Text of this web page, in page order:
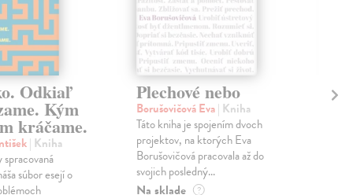
Odkiaľ
Kým
kráčame.
| Kniha
súbor esejí o
Plechové nebo
Borušovičová Eva| Kniha
Táto kniha je spojením dvoch
projektov, na ktorých Eva
Borušovičová pracovala až do
svojich posledný...
Na sklade ?